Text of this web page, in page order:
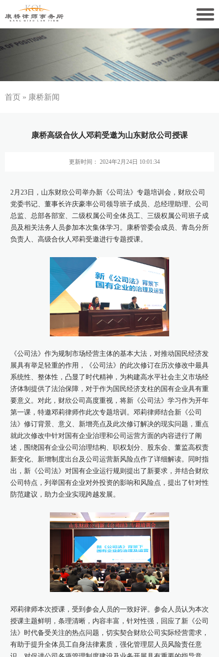
关于康桥
康桥文化
康桥党建
业务领域
社会责任
康桥法治研究院
康桥出版
首页 » 康桥新闻
康桥高级合伙人邓莉受邀为山东财欣公司授课
更新时间： 2024年2月24日 10:01:34
2月23日，山东财欣公司举办新《公司法》专题培训会，财欣公司
党委书记、董事长许庆豪率公司领导班子成员、总经理助理、公司
总监、总部各部室、二级权属公司全体员工、三级权属公司班子成
员及相关法务人员参加本次集体学习。康桥管委会成员、青岛分所
负责人、高级合伙人邓莉受邀进行专题授课。
《公司法》作为规制市场经营主体的基本大法，对推动国民经济发
展具有举足轻重的作用，《公司法》的此次修订在历次修改中最具
系统性、整体性，凸显了时代精神，为构建高水平社会主义市场经
济体制提供了法治保障，对于作为国民经济支柱的国有企业具有重
要意义。对此，财欣公司高度重视，将新《公司法》学习作为开年
第一课，特邀邓莉律师作此次专题培训。邓莉律师结合新《公司
法》修订背景、意义、新增亮点及此次修订解决的现实问题，重点
就此次修改中针对国有企业治理和公司运营方面的内容进行了阐
述，围绕国有企业公司治理结构、职权划分、股东会、董监高权责
新变化、新增制度出台及公司运营新风险点作了详细解读。同时指
出，新《公司法》对国有企业运行规则提出了新要求，并结合财欣
公司特点，列举国有企业对外投资的影响和风险点，提出了针对性
防范建议，助力企业实现跨越发展。
邓莉律师本次授课，受到参会人员的一致好评。参会人员认为本次
授课主题鲜明，条理清晰，内容丰富，针对性强，回应了新《公司
法》时代备受关注的热点问题，切实契合财欣公司实际经营需求，
有助于提升全体员工自身法律素质，强化管理层人员风险责任意